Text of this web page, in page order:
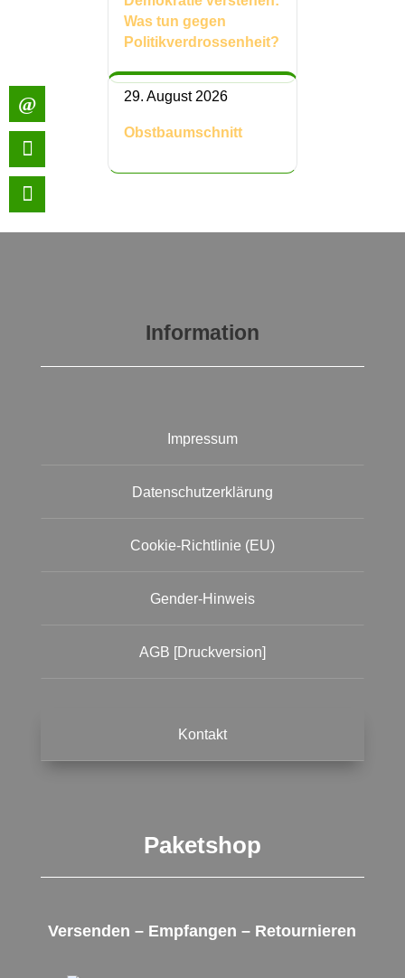
Was tun gegen
Politikverdrossenheit?
29. August 2026
Obstbaumschnitt
Information
Impressum
Datenschutzerklärung
Cookie-Richtlinie (EU)
Gender-Hinweis
AGB [Druckversion]
Kontakt
Paketshop
Versenden – Empfangen – Retournieren